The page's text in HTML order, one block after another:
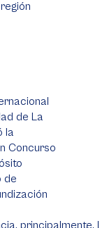
de La
la
Concurso
de
principalmente,